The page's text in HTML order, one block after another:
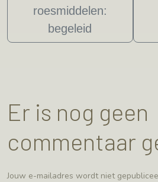
roesmiddelen:
begeleid
Er is nog geen
commentaar
Jouw e-mailadres wordt niet